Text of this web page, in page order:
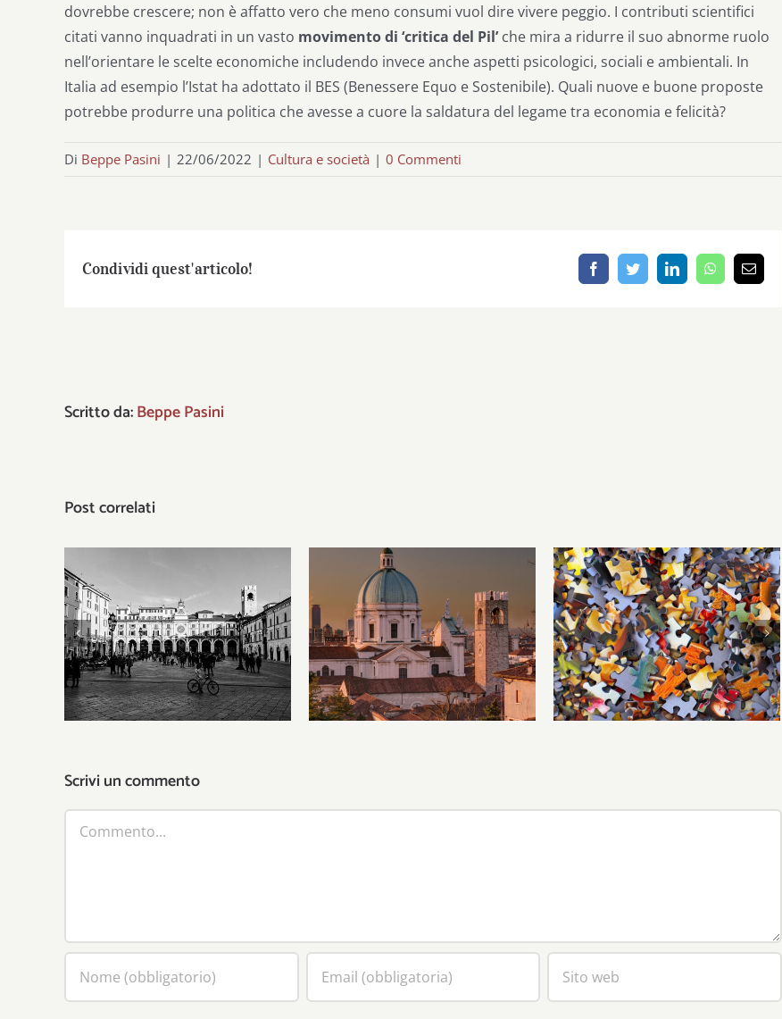
dovrebbe crescere; non è affatto vero che meno consumi vuol dire vivere peggio. I contributi scientifici
citati vanno inquadrati in un vasto movimento di ‘critica del Pil’che mira a ridurre il suo abnorme ruolo
nell’orientare le scelte economiche includendo invece anche aspetti psicologici, sociali e ambientali. In
Italia ad esempio l’Istat ha adottato il BES (Benessere Equo e Sostenibile). Quali nuove e buone proposte
potrebbe produrre una politica che avesse a cuore la saldatura del legame tra economia e felicità?
Di Beppe Pasini | 22/06/2022 | Cultura e società | 0 Commenti
Condividi quest'articolo! FacebookTwitterLinkedInWhatsApp
Email
Scritto da:Beppe Pasini
Post correlati
Il patriottismo municipale
del leone
Gli Stati li hanno inventati
gli uomini, ma le città le
ha inventate Dio
Problemi locali, risposte
globali
Scrivi un commento